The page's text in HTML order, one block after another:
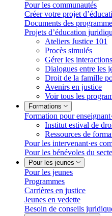
Pour les communautés
Créer votre projet
Documents des
Projets d’éducation
Ateliers Justice 101
Procès simulés
Gérer les
Dialogues entre les
Droit de la famille
Avenirs en justice
Voir tous les
Formations
Formation pour
Institut estival de
Ressources de
Pour les intervenant·es
Pour les bénévoles du
Pour les jeunes
Pour les jeunes
Programmes
Carrières en justice
Jeunes en vedette
Besoin de conseils